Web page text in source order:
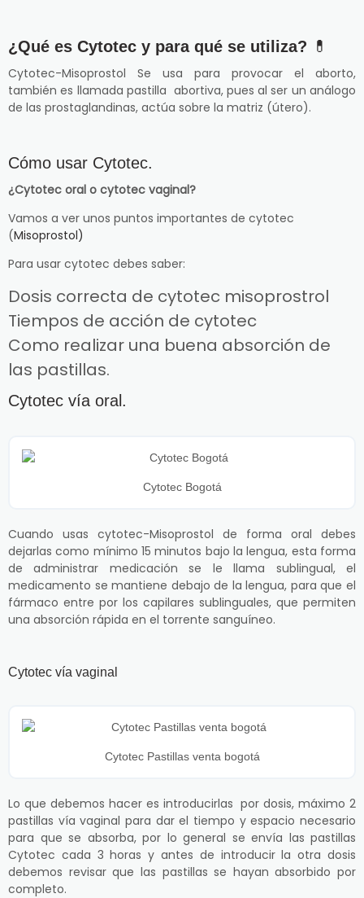
¿Qué es Cytotec y para qué se utiliza? 💊
Cytotec-Misoprostol Se usa para provocar el aborto,
también es llamada pastilla abortiva, pues al ser un análogo
de las prostaglandinas, actúa sobre la matriz (útero).
Cómo usar Cytotec.
¿Cytotec oral o cytotec vaginal?
Vamos a ver unos puntos importantes de cytotec
(Misoprostol)
Para usar cytotec debes saber:
Dosis correcta de cytotec misoprostrol
Tiempos de acción de cytotec
Como realizar una buena absorción de
las pastillas.
Cytotec vía oral.
Cytotec Bogotá
Cuando usas cytotec-Misoprostol de forma oral debes
dejarlas como mínimo 15 minutos bajo la lengua, esta forma
de administrar medicación se le llama sublingual, el
medicamento se mantiene debajo de la lengua, para que el
fármaco entre por los capilares sublinguales, que permiten
una absorción rápida en el torrente sanguíneo.
Cytotec vía vaginal
Cytotec Pastillas venta bogotá
Lo que debemos hacer es introducirlas por dosis, máximo 2
pastillas vía vaginal para dar el tiempo y espacio necesario
para que se absorba, por lo general se envía las pastillas
Cytotec cada 3 horas y antes de introducir la otra dosis
debemos revisar que las pastillas se hayan absorbido por
completo.